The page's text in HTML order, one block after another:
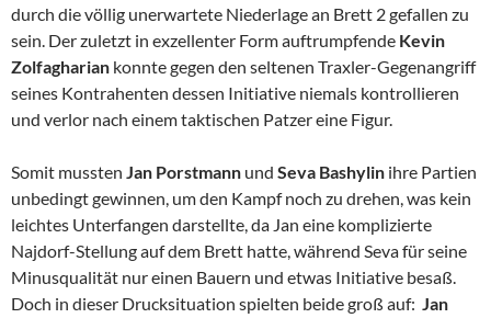
durch die völlig unerwartete Niederlage an Brett 2 gefallen zu
sein. Der zuletzt in exzellenter Form auftrumpfende Kevin
Zolfagharian konnte gegen den seltenen Traxler-Gegenangriff
seines Kontrahenten dessen Initiative niemals kontrollieren
und verlor nach einem taktischen Patzer eine Figur.
Somit mussten Jan Porstmann und Seva Bashylin ihre Partien
unbedingt gewinnen, um den Kampf noch zu drehen, was kein
leichtes Unterfangen darstellte, da Jan eine komplizierte
Najdorf-Stellung auf dem Brett hatte, während Seva für seine
Minusqualität nur einen Bauern und etwas Initiative besaß.
Doch in dieser Drucksituation spielten beide groß auf: Jan